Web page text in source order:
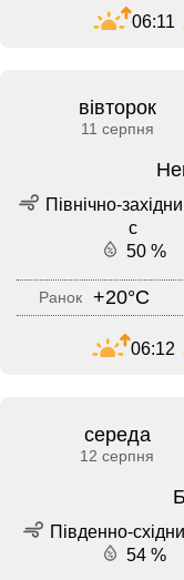
06:11
вівторок
11 серпня
Північно-
с
50 %
Ранок +20°C
06:12
середа
12 серпня
Південно-
54 %